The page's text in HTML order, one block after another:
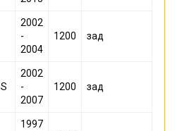
2002
-
2004
1200 зад
2002
-
2007
1200 зад
1997